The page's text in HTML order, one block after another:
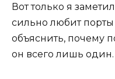
Вот только я
сильно любит порты
объяснить, почему
он всего лишь один.